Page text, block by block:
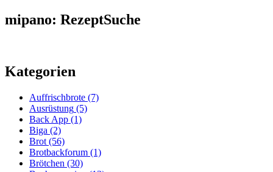
mipano: RezeptSuche
Kategorien
Auffrischbrote (7)
Ausrüstung (5)
Back App (1)
Biga (2)
Brot (56)
Brotbackforum (1)
Brötchen (30)